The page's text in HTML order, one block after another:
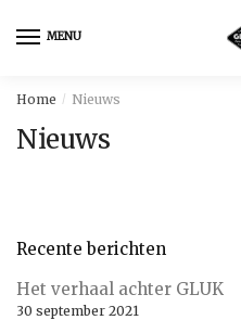
MENU
Home / Nieuws
Nieuws
Recente berichten
Het verhaal achter GLUK
30 september 2021